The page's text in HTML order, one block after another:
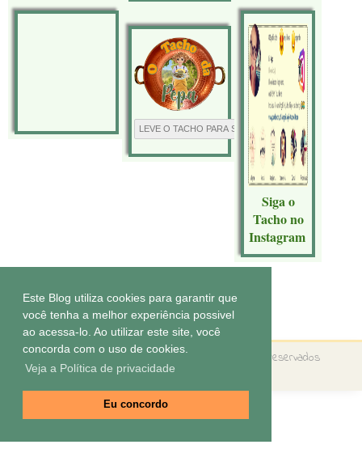
Este Blog utiliza cookies para garantir que
você tenha a melhor experiência possivel
ao acessa-lo. Ao utilizar este site, você
concorda com o uso de cookies.
Veja a Política de privacidade
Eu concordo
Siga o
Tacho no
Instagram
Tecnologia doBlogger
Copyright © O tacho da PepaTodos os direitos reservados
Tema byElaine Gaspareto